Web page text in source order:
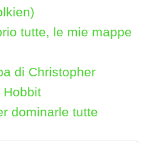
tutte, le mie mappe
di Christopher
Hobbit
dominarle tutte